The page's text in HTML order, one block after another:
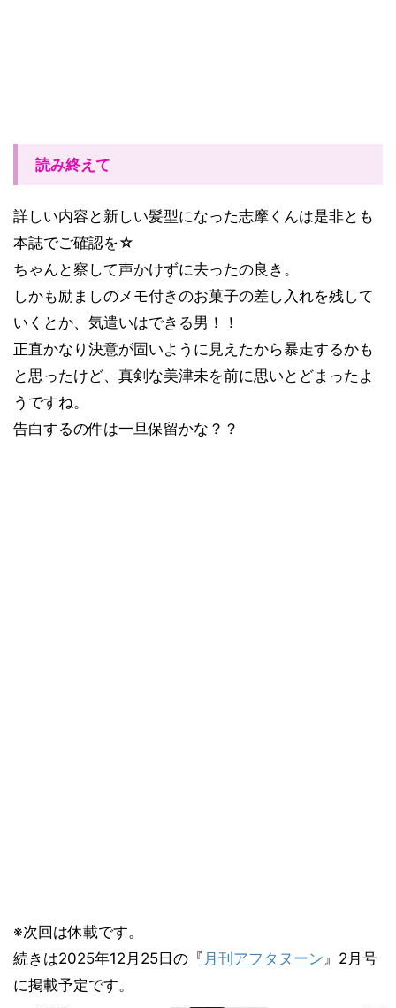
読み終えて
詳しい内容と新しい髪型になった志摩くんは是非とも
本誌でご確認を☆
ちゃんと察して声かけずに去ったの良き。
しかも励ましのメモ付きのお菓子の差し入れを残して
いくとか、気遣いはできる男！！
正直かなり決意が固いように見えたから暴走するかも
と思ったけど、真剣な美津未を前に思いとどまったよ
うですね。
告白するの件は一旦保留かな？？
※次回は休載です。
続きは2025年12月25日の『 月刊アフタヌーン』2月号
に掲載予定です。